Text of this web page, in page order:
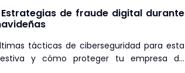
de fraude digital durante
tácticas de ciberseguridad para esta
y cómo proteger tu empresa de